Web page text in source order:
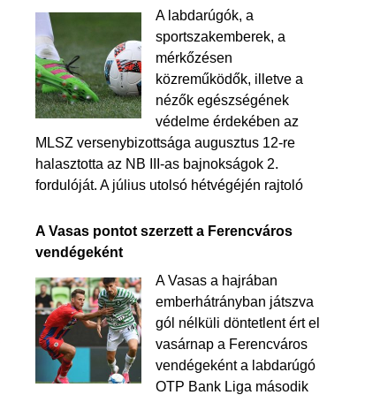
A labdarúgók, a
sportszakemberek, a
mérkőzésen
közreműködők, illetve a
nézők egészségének
védelme érdekében az
MLSZ versenybizottsága augusztus 12-re
halasztotta az NB III-as bajnokságok 2.
fordulóját. A július utolsó hétvégéjén rajtoló
A Vasas pontot szerzett a Ferencváros
vendégeként
A Vasas a hajrában
emberhátrányban játszva
gól nélküli döntetlent ért el
vasárnap a Ferencváros
vendégeként a labdarúgó
OTP Bank Liga második